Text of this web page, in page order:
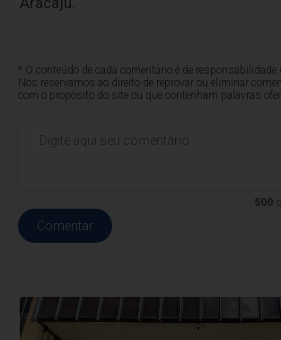
* O conteúdo de cada comentário é de responsabilidade
Nos reservamos ao direito de reprovar ou eliminar
com o propósito do site ou que contenham palavras
500
Comentar